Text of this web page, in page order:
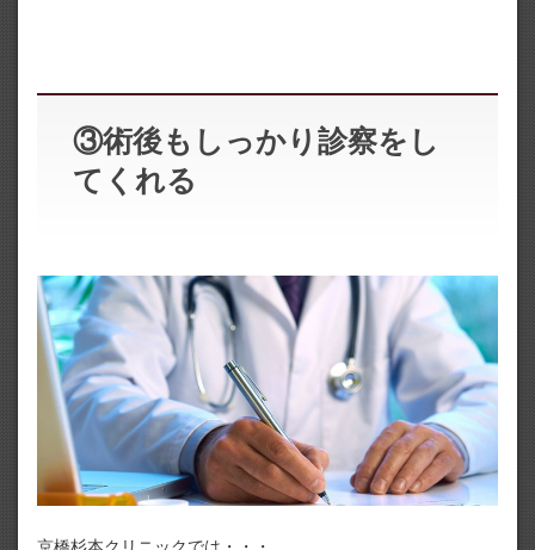
③術後もしっかり診察をし
てくれる